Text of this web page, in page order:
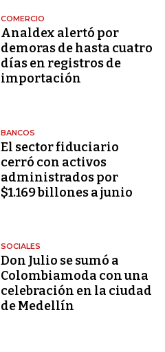
COMERCIO
Analdex alertó por
demoras de hasta cuatro
días en registros de
importación
BANCOS
El sector fiduciario
cerró con activos
administrados por
$1.169 billones a junio
SOCIALES
Don Julio se sumó a
Colombiamoda con una
celebración en la ciudad
de Medellín